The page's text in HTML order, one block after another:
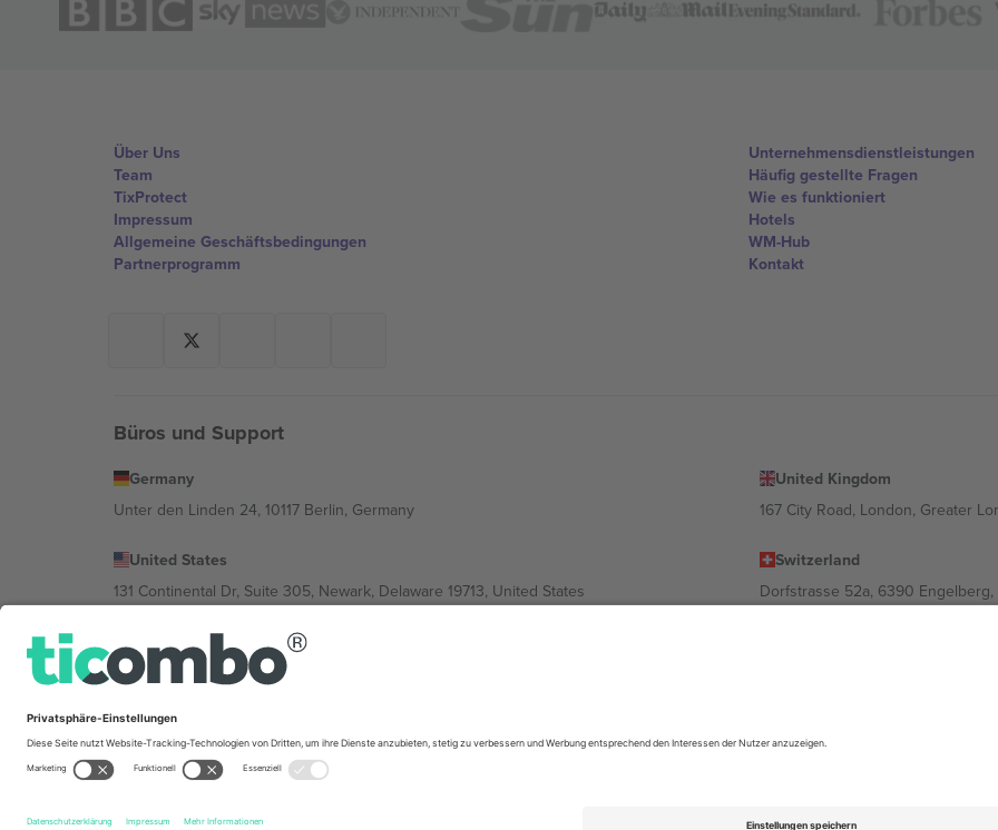
Über Uns
Team
TixProtect
Impressum
Allgemeine Geschäftsbedingungen
Partnerprogramm
Unternehmensdienstleistungen
Häufig gestellte Fragen
Wie es funktioniert
Hotels
WM-Hub
Kontakt
Büros und Support
Germany
Unter den Linden 24, 10117 Berlin, Germany
United Kingdom
167 City Road, London, Greater
United States
131 Continental Dr, Suite 305, Newark, Delaware 19713, United States
Switzerland
Dorfstrasse 52a, 6390 Engelberg,
Bulgaria
Regus Sofia City West, bul Totleben 53-55, 1606 Sofia, Bulgaria
Mexico
Av Chapultepec 360, Roma Norte, Cuauhtémoc, 06700 Ciudad de México, CDMX, Mexico
im Impressum und in den Allgemeinen Geschäftsbedingungen.,
© 2026 Ticombo. Alle Rechte vorbehalten.